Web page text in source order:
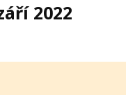
2022